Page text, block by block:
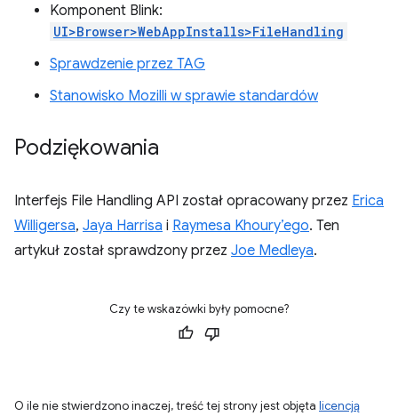
Komponent Blink:
UI>Browser>WebAppInstalls>FileHandling
Sprawdzenie przez TAG
Stanowisko Mozilli w sprawie standardów
Podziękowania
Interfejs File Handling API został opracowany przez Erica
Willigersa, Jaya Harrisa i Raymesa Khoury’ego. Ten
artykuł został sprawdzony przez Joe Medleya.
Czy te wskazówki były pomocne?
O ile nie stwierdzono inaczej, treść tej strony jest objęta licencją